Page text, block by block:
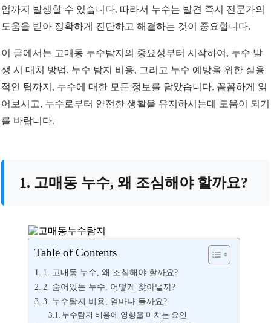
임까지 발생할 수 있습니다. 따라서 누수는 발견 즉시 전문가의
도움을 받아 정확하게 진단하고 해결하는 것이 중요합니다.
이 글에서는 고매동 누수탐지의 중요성부터 시작하여, 누수 발
생 시 대처 방법, 누수 탐지 비용, 그리고 누수 예방을 위한 실용
적인 팁까지, 누수에 대한 모든 정보를 담았습니다. 꼼꼼하게 읽
어보시고, 누수로부터 안전한 생활을 유지하시는데 도움이 되기
를 바랍니다.
1. 고매동 누수, 왜 조심해야 할까요?
Table of Contents
1. 고매동 누수, 왜 조심해야 할까요?
2. 숨어있는 누수, 어떻게 찾아낼까?
3. 누수탐지 비용, 얼마나 들까요?
누수탐지 비용에 영향을 미치는 요인